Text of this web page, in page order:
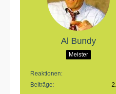
Al Bundy
Meister
Reaktionen
Beiträge